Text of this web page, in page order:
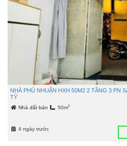
NHÀ PHÚ NHUẬN HXH 50M2 2 TẦNG 3 PN
TỶ
Nhà đất bán 50m2
4 ngày trước